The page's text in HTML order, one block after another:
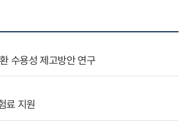
수용성 제고방안 연구
료 지원